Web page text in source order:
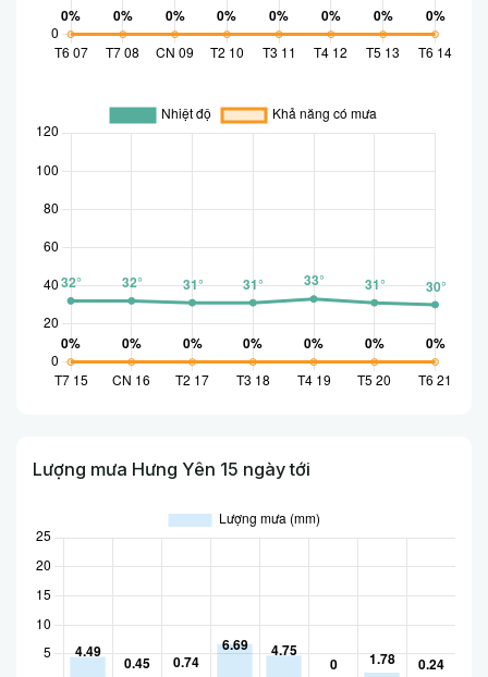
Lượng mưa Hưng Yên 15 ngày tới